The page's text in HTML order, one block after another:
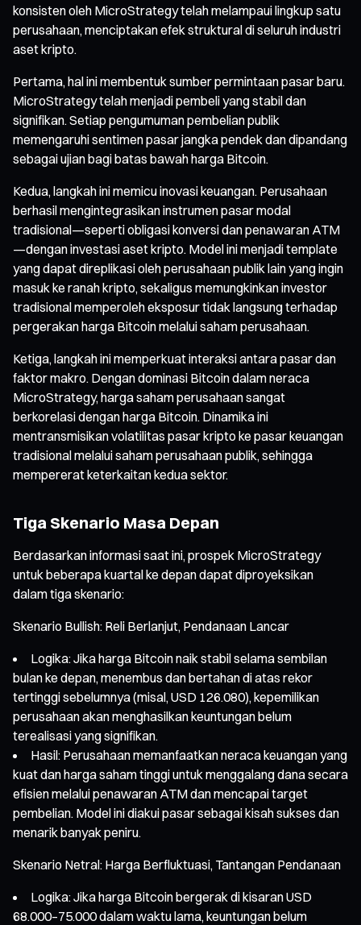
konsisten oleh MicroStrategy telah melampaui lingkup satu
perusahaan, menciptakan efek struktural di seluruh industri
aset kripto.
Pertama, hal ini membentuk sumber permintaan pasar baru.
MicroStrategy telah menjadi pembeli yang stabil dan
signifikan. Setiap pengumuman pembelian publik
memengaruhi sentimen pasar jangka pendek dan dipandang
sebagai ujian bagi batas bawah harga Bitcoin.
Kedua, langkah ini memicu inovasi keuangan. Perusahaan
berhasil mengintegrasikan instrumen pasar modal
tradisional—seperti obligasi konversi dan penawaran ATM
—dengan investasi aset kripto. Model ini menjadi template
yang dapat direplikasi oleh perusahaan publik lain yang ingin
masuk ke ranah kripto, sekaligus memungkinkan investor
tradisional memperoleh eksposur tidak langsung terhadap
pergerakan harga Bitcoin melalui saham perusahaan.
Ketiga, langkah ini memperkuat interaksi antara pasar dan
faktor makro. Dengan dominasi Bitcoin dalam neraca
MicroStrategy, harga saham perusahaan sangat
berkorelasi dengan harga Bitcoin. Dinamika ini
mentransmisikan volatilitas pasar kripto ke pasar keuangan
tradisional melalui saham perusahaan publik, sehingga
mempererat keterkaitan kedua sektor.
Tiga Skenario Masa Depan
Berdasarkan informasi saat ini, prospek MicroStrategy
untuk beberapa kuartal ke depan dapat diproyeksikan
dalam tiga skenario:
Skenario Bullish: Reli Berlanjut, Pendanaan Lancar
Logika: Jika harga Bitcoin naik stabil selama sembilan
bulan ke depan, menembus dan bertahan di atas rekor
tertinggi sebelumnya (misal, USD 126.080), kepemilikan
perusahaan akan menghasilkan keuntungan belum
terealisasi yang signifikan.
Hasil: Perusahaan memanfaatkan neraca keuangan yang
kuat dan harga saham tinggi untuk menggalang dana secara
efisien melalui penawaran ATM dan mencapai target
pembelian. Model ini diakui pasar sebagai kisah sukses dan
menarik banyak peniru.
Skenario Netral: Harga Berfluktuasi, Tantangan Pendanaan
Logika: Jika harga Bitcoin bergerak di kisaran USD
68.000–75.000 dalam waktu lama, keuntungan belum